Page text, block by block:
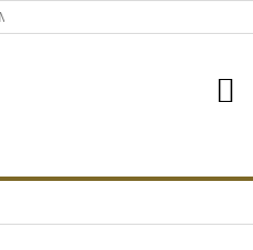
A VRÁCENÍ